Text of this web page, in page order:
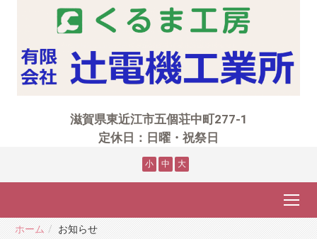
滋賀県東近江市五個荘中町277-1
定休日：日曜・祝祭日
小 中 大
ホーム お知らせ